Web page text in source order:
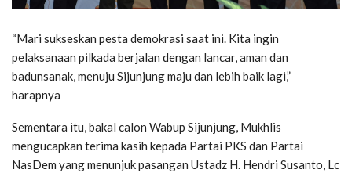
“Mari sukseskan pesta demokrasi saat ini. Kita ingin
pelaksanaan pilkada berjalan dengan lancar, aman dan
badunsanak, menuju Sijunjung maju dan lebih baik lagi,”
harapnya
Sementara itu, bakal calon Wabup Sijunjung, Mukhlis
mengucapkan terima kasih kepada Partai PKS dan Partai
NasDem yang menunjuk pasangan Ustadz H. Hendri Susanto, Lc